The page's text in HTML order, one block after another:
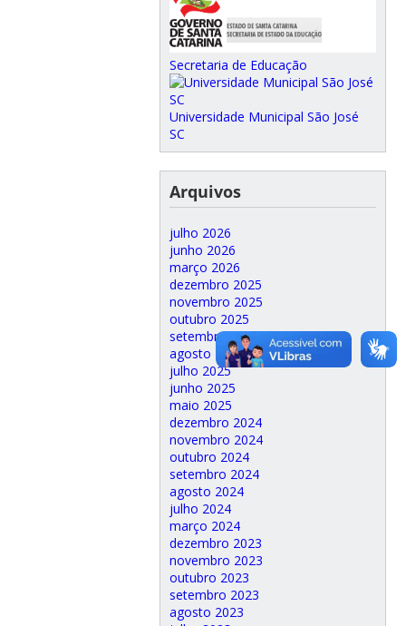
Secretaria de Educação
Universidade Municipal São José
SC
Arquivos
julho 2026
junho 2026
março 2026
dezembro 2025
novembro 2025
outubro 2025
setembro 2025
agosto 2025
julho 2025
junho 2025
maio 2025
dezembro 2024
novembro 2024
outubro 2024
setembro 2024
agosto 2024
julho 2024
março 2024
dezembro 2023
novembro 2023
outubro 2023
setembro 2023
agosto 2023